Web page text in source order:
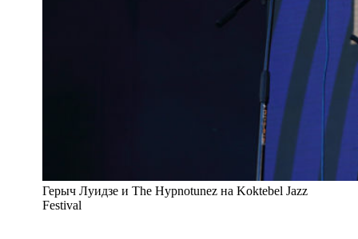
Герыч Луидзе и The Hypnotunez на Koktebel Jazz
Festival